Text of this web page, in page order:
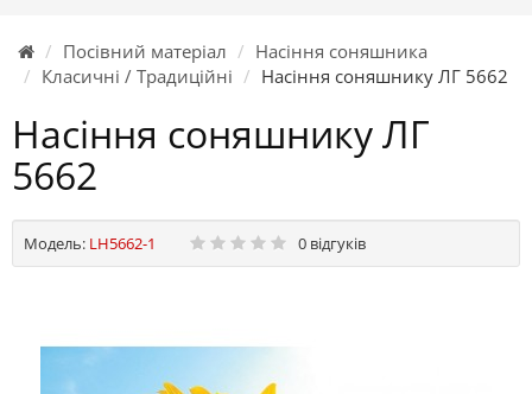
Посівний матеріал
Насіння соняшника
Класичні / Традиційні
Насіння соняшнику ЛГ 5662
Насіння соняшнику ЛГ
5662
Модель: LH5662-1 0 відгуків